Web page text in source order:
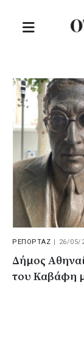
ΡΕΠΟΡΤΑΖ 26/05/
Δήμος
του Καβάφη